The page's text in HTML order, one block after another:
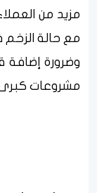
مزيد من
مع حالة
وضرورة
مشروعات